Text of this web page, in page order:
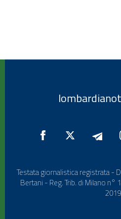
Testata giornalistica registrata -
Bertani - Reg. Trib. di Milano
2019